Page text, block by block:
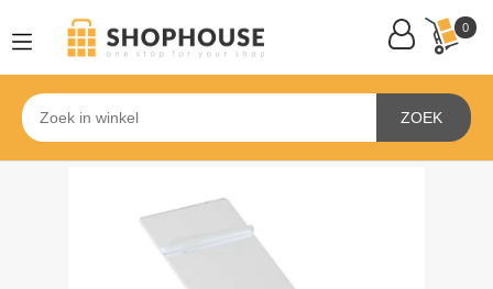
0
ZOEK